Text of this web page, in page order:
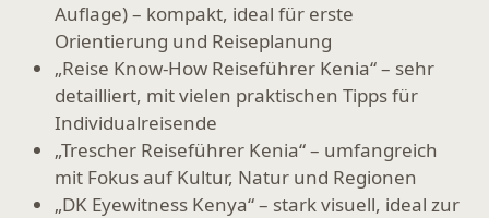
Auflage)– kompakt, ideal für erste
Orientierung und Reiseplanung
„Reise Know-How Reiseführer Kenia“– sehr
detailliert, mit vielen praktischen Tipps für
Individualreisende
„Trescher Reiseführer Kenia“– umfangreich
mit Fokus auf Kultur, Natur und Regionen
„DK Eyewitness Kenya“– stark visuell, ideal zur